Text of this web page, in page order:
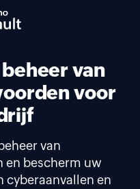
van
voor
van
en bescherm uw
cyberaanvallen en